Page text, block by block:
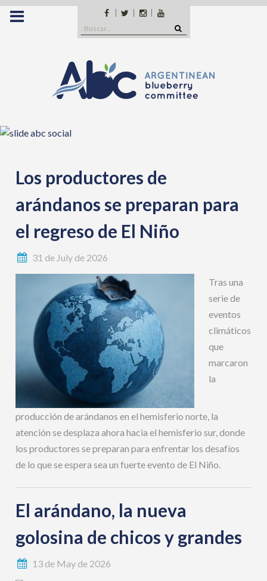
Saltar
FacebookTwitterInstagram
YouTube
Buscar:
Los productores de
arándanos se preparan para
el regreso de El Niño
31 de July de 2026
Tras una
serie de
eventos
climáticos
que
marcaron
la
producción de arándanos en el hemisferio norte, la
atención se desplaza ahora hacia el hemisferio sur, donde
los productores se preparan para enfrentar los desafíos
de lo que se espera sea un fuerte evento de El Niño.
El arándano, la nueva
golosina de chicos y grandes
13 de May de 2026